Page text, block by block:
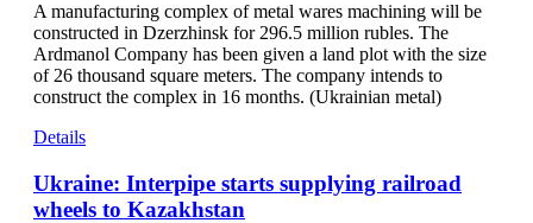
A manufacturing complex of metal wares machining will be
constructed in Dzerzhinsk for 296.5 million rubles. The
Ardmanol Company has been given a land plot with the size
of 26 thousand square meters. The company intends to
construct the complex in 16 months. (Ukrainian metal)
Details
Ukraine: Interpipe starts supplying railroad
wheels to Kazakhstan